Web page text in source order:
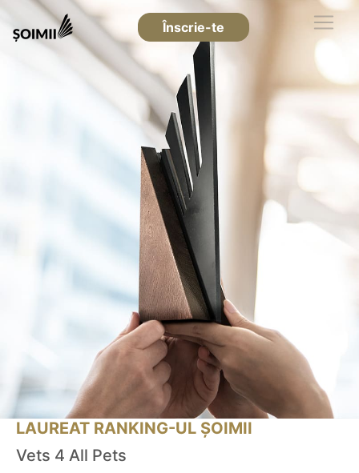
Înscrie-te
LAUREAT RANKING-UL ȘOIMII
Vets 4 All Pets